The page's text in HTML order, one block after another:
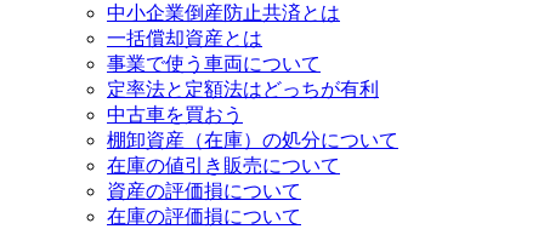
中小企業倒産防止共済とは
一括償却資産とは
事業で使う車両について
定率法と定額法はどっちが有利
中古車を買おう
棚卸資産（在庫）の処分について
在庫の値引き販売について
資産の評価損について
在庫の評価損について